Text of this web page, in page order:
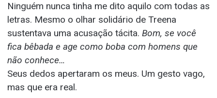
Ninguém nunca tinha me dito aquilo com todas as
letras. Mesmo o olhar solidário de Treena
sustentava uma acusação tácita. Bom, se você
fica bêbada e age como boba com homens que
não conhece…
Seus dedos apertaram os meus. Um gesto vago,
mas que era real.